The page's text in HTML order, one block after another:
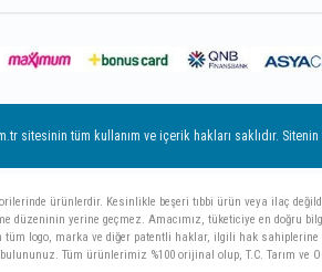
sitesinin tüm kullanım ve içerik hakları saklıdır.
ürünlerdir. Kesinlikle beşeri tıbbi ürün veya ilaç
düzeninin yerine geçmez. Amacımız, tüketiciye en
logo, marka ve diğer patentli haklar, ilgili hak
bulununuz. Tüm ürünlerimiz %100 orijinal olup, T.C. Tarım ve